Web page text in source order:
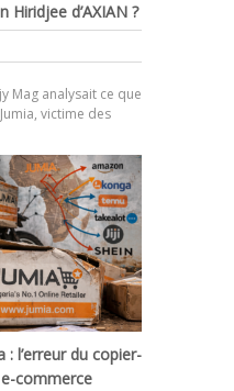
Hiridjee d’AXIAN ?
Mag analysait ce que
victime des
: l’erreur du copier-
commerce